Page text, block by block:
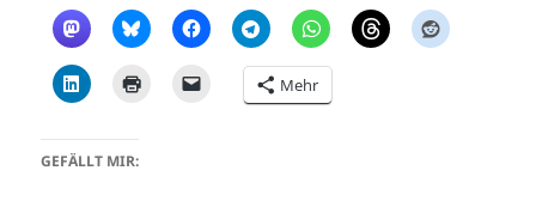
Mehr
GEFÄLLT MIR: